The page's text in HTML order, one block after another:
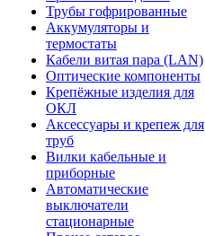
Трубы гофрированные
Аккумуляторы и
термостаты
Кабели витая пара (LAN)
Оптические компоненты
Крепёжные изделия для
ОКЛ
Аксессуары и крепеж для
труб
Вилки кабельные и
приборные
Автоматические
выключатели
стационарные